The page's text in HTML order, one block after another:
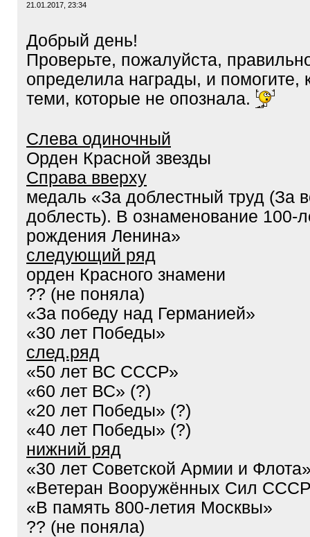
21.01.2017, 23:34
Добрый день!
Проверьте, пожалуйста,
определила награды, и помогите,
теми, которые не опознала.
Слева одиночный
Орден Красной звезды
Справа вверху
медаль «За доблестный труд (За
доблесть). В ознаменование 100-
рождения Ленина»
следующий ряд
орден Красного знамени
?? (не поняла)
«За победу над Германией»
«30 лет Победы»
след.ряд
«50 лет ВС СССР»
«60 лет ВС» (?)
«20 лет Победы» (?)
«40 лет Победы» (?)
нижний ряд
«30 лет Советской Армии и
«Ветеран Вооружённых Сил
«В память 800-летия Москвы»
?? (не поняла)